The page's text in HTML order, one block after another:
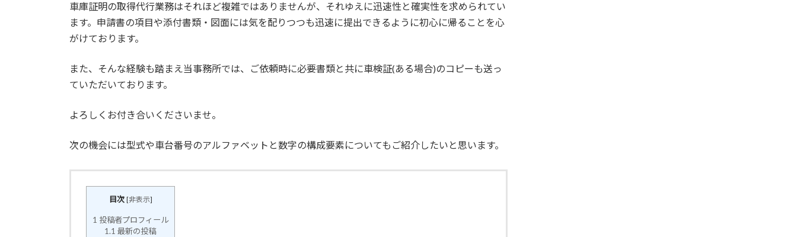
車庫証明の取得代行業務はそれほど複雑ではありませんが、それゆえに迅速性と確実性を求められてい
ます。申請書の項目や添付書類・図面には気を配りつつも迅速に提出できるように初心に帰ることを心
がけております。
また、そんな経験も踏まえ当事務所では、ご依頼時に必要書類と共に車検証(ある場合)のコピーも送っ
ていただいております。
よろしくお付き合いくださいませ。
次の機会には型式や車台番号のアルファベットと数字の構成要素についてもご紹介したいと思います。
目次 [非表示]
1 投稿者プロフィール
1.1 最新の投稿